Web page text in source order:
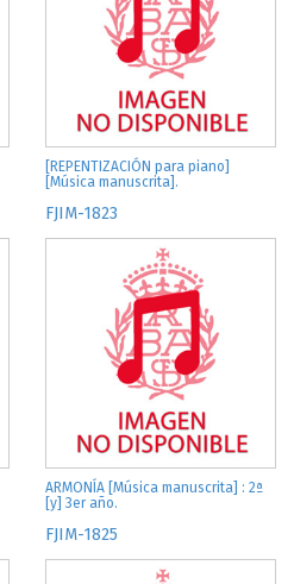
[REPENTIZACIÓN para piano]
[Música manuscrita].
FJIM-1823
ARMONÍA [Música manuscrita] : 2ª
[y] 3er año.
FJIM-1825